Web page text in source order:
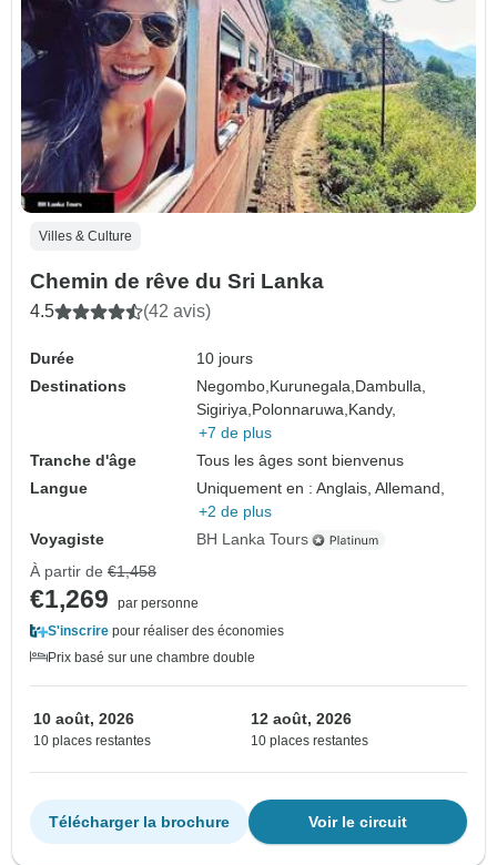
Villes & Culture
Chemin de rêve du Sri Lanka
4.5 (42 avis)
Durée
10 jours
Destinations
Negombo,Kurunegala,Dambulla,
Sigiriya,Polonnaruwa,Kandy,
+7 de plus
Tranche d'âge
Tous les âges sont bienvenus
Langue
Uniquement en : Anglais, Allemand,
+2 de plus
Voyagiste
BH Lanka Tours
À partir de €1,458
€1,269
par personne
S'inscrire pour réaliser des économies
Prix basé sur une chambre double
10 août, 2026
10 places restantes
12 août, 2026
10 places restantes
Voir le circuit
Télécharger la brochure